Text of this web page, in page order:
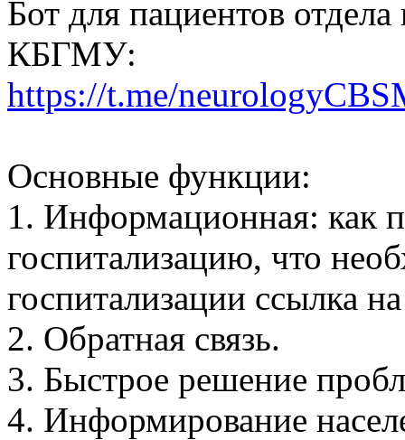
Бот для пациентов
КБГМУ:
https://t.me/
Основные функции:
1. Информационная: как
госпитализацию, что
госпитализации ссылка
2. Обратная связь.
3. Быстрое решение
4. Информирование